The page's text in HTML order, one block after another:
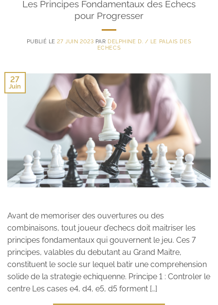
Les Principes Fondamentaux des Échecs
pour Progresser
PUBLIÉ LE27 JUIN 2023 PAR DELPHINE D. / LE PALAIS DES
ECHECS
27
Juin
Avant de memoriser des ouvertures ou des
combinaisons, tout joueur d’echecs doit maitriser les
principes fondamentaux qui gouvernent le jeu. Ces 7
principes, valables du debutant au Grand Maitre,
constituent le socle sur lequel batir une comprehension
solide de la strategie echiquenne. Principe 1 : Controler le
centre Les cases e4, d4, e5, d5 forment […]